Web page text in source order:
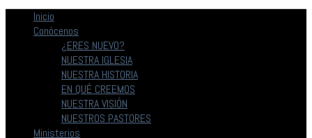
Inicio
Conócenos
¿ERES NUEVO?
NUESTRA IGLESIA
NUESTRA HISTORIA
EN QUÉ CREEMOS
NUESTRA VISIÓN
NUESTROS PASTORES
Ministerios